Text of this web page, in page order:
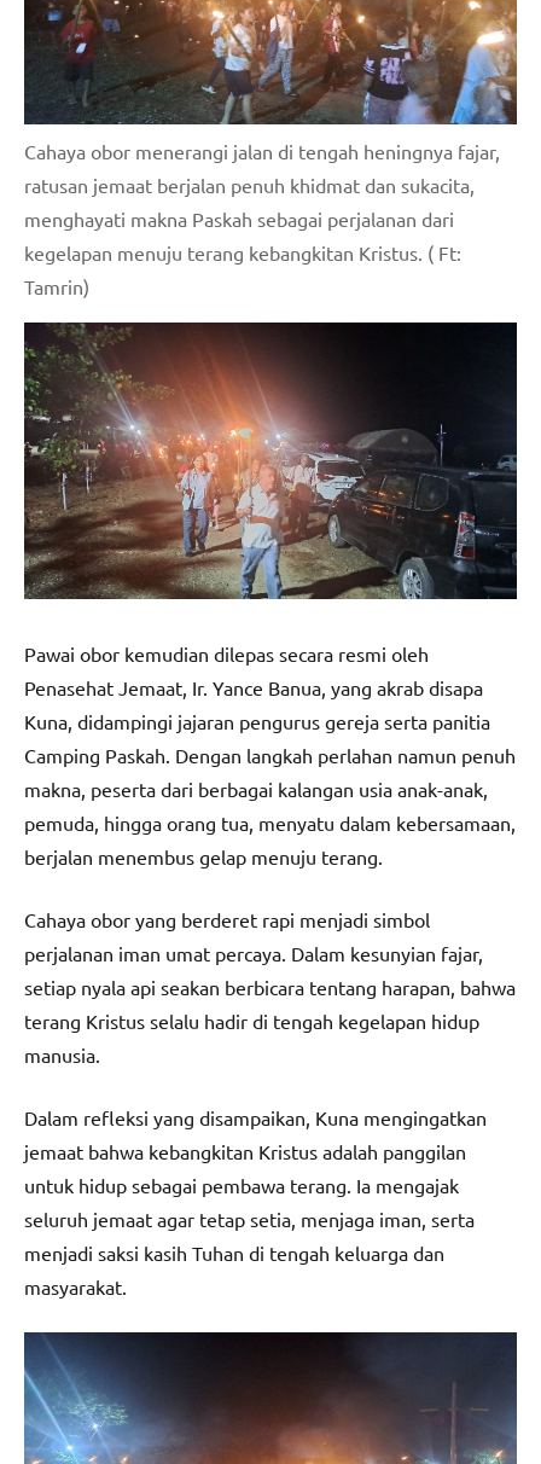
Cahaya obor menerangi jalan di tengah heningnya fajar,
ratusan jemaat berjalan penuh khidmat dan sukacita,
menghayati makna Paskah sebagai perjalanan dari
kegelapan menuju terang kebangkitan Kristus. ( Ft:
Tamrin)
Pawai obor kemudian dilepas secara resmi oleh
Penasehat Jemaat, Ir. Yance Banua, yang akrab disapa
Kuna, didampingi jajaran pengurus gereja serta panitia
Camping Paskah. Dengan langkah perlahan namun penuh
makna, peserta dari berbagai kalangan usia anak-anak,
pemuda, hingga orang tua, menyatu dalam kebersamaan,
berjalan menembus gelap menuju terang.
Cahaya obor yang berderet rapi menjadi simbol
perjalanan iman umat percaya. Dalam kesunyian fajar,
setiap nyala api seakan berbicara tentang harapan, bahwa
terang Kristus selalu hadir di tengah kegelapan hidup
manusia.
Dalam refleksi yang disampaikan, Kuna mengingatkan
jemaat bahwa kebangkitan Kristus adalah panggilan
untuk hidup sebagai pembawa terang. Ia mengajak
seluruh jemaat agar tetap setia, menjaga iman, serta
menjadi saksi kasih Tuhan di tengah keluarga dan
masyarakat.